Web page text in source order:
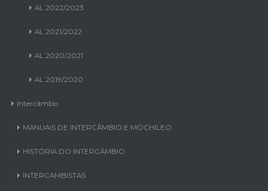
AL 2022/2023
AL 2021/2022
AL 2020/2021
AL 2019/2020
Intercâmbio
MANUAIS DE INTERCÂMBIO E MOCHILEO
HISTÓRIA DO INTERCÂMBIO
INTERCAMBISTAS